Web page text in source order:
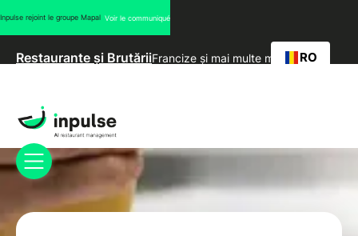
Inpulse rejoint le groupe Mapal Voir le communiqué
Restaurante și BrutăriiFrancize și mai multe mărci RO